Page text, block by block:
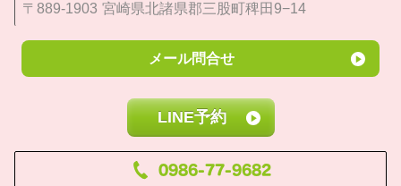
〒889-1903 宮崎県北諸県郡三股町稗田9−14
メール問合せ
LINE予約
0986-77-9682